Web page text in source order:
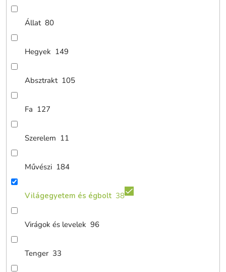
Állat 80
Hegyek 149
Absztrakt 105
Fa 127
Szerelem 11
Művészi 184
Világegyetem és égbolt 38
Virágok és levelek 96
Tenger 33